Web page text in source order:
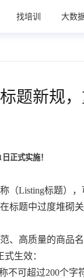
找培训 大数
题新规
正式实施！
（Listing标题）
标题中过度堆砌
、高质量的商品
生效：
不可超过200个字